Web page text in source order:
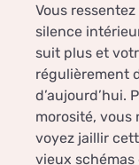
Vous
silence
suit plus et
régulièrement
d’aujourd’hui.
morosité, vous
voyez jaillir
vieux schémas